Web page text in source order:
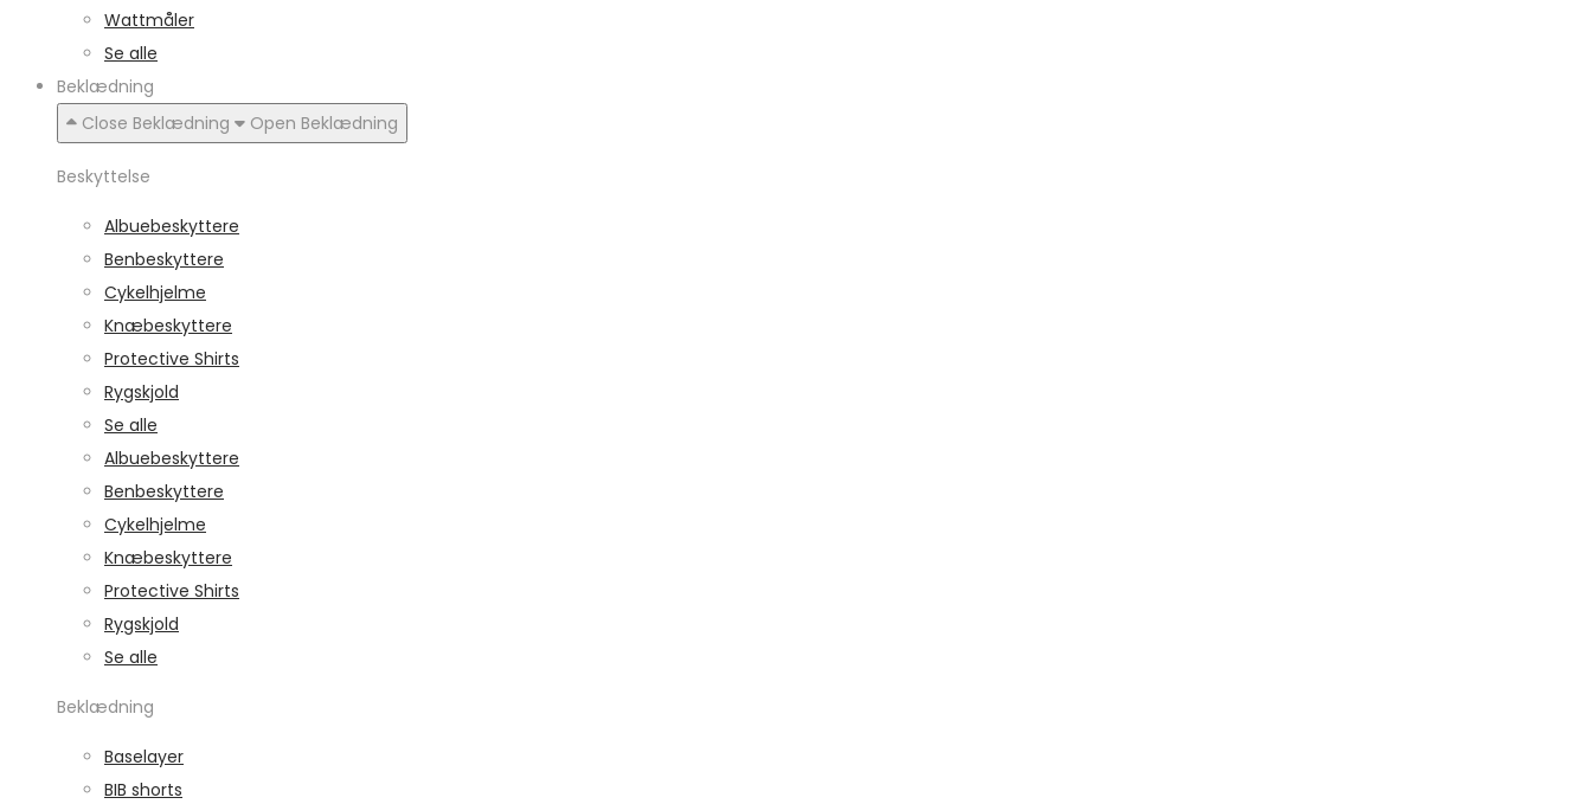
Wattmåler
Se alle
Beklædning
Close Beklædning
Open Beklædning
Beskyttelse
Albuebeskyttere
Benbeskyttere
Cykelhjelme
Knæbeskyttere
Protective Shirts
Rygskjold
Se alle
Albuebeskyttere
Benbeskyttere
Cykelhjelme
Knæbeskyttere
Protective Shirts
Rygskjold
Se alle
Beklædning
Baselayer
BIB shorts